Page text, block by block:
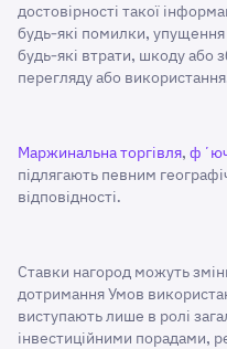
достовірності такої
будь-які помилки,
будь-які втрати, шкоду або
перегляду або
Маржинальна торгівля,
підлягають певним
відповідності.
Ставки нагород можуть
дотримання Умов
виступають лише в ролі
інвестиційними порадами,